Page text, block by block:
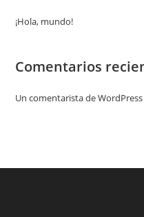
¡Hola, mundo!
Comentarios
Un comentarista de WordPress